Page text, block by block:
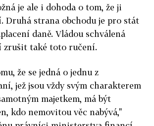
je ale i dohoda o tom, že ji
Druhá strana obchodu je pro stát
daně. Vládou schválená
zrušit také toto ručení.
že se jedná o jednu z
jež jsou vždy svým charakterem
majetkem, má být
kdo nemovitou věc nabývá,"